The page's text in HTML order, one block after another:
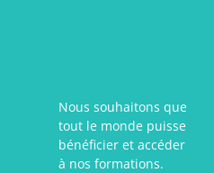
Nous souhaitons que
tout le monde puisse
bénéficier et accéder
à nos formations.